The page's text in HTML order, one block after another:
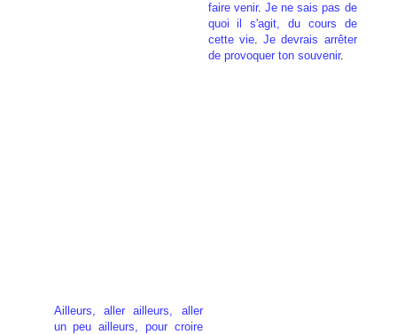
faire venir. Je ne sais pas de
quoi il s'agit, du cours de
cette vie. Je devrais arrêter
de provoquer ton souvenir.
Ailleurs, aller ailleurs, aller
un peu ailleurs, pour croire